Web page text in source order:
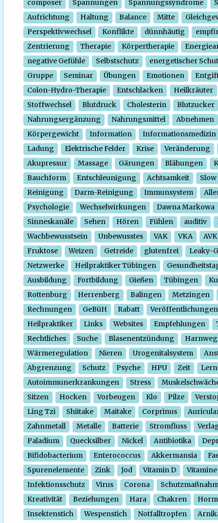
composer Spannungen Spannungssyndrome
Aufrichtung
Haltung Balance Mitte
Perspektivwechsel
Konflikte dünnhäutig
Zentrierung
Therapie Körpertherapie
negative Gefühle
Selbstschutz
energetischer
Gruppe
Seminar Übungen Emotionen
Colon-Hydro-Therapie
Entschlacken
Heilkräuter
Stoffwechsel
Blutdruck Cholesterin
Blutzucker
Nahrungsergänzung
Nahrungsmittel
Abnehmen
Körpergewicht
Information
Informationsmedizin
Ladung
Elektrische Felder Krise
Veränderung
Akupressur
Massage Gärungen Blähungen
Bauchform
Entschleunigung Achtsamkeit
Slow
Reinigung
Darm-Reinigung Immunsystem
Psychologie
Wechselwirkungen
Dawna Markowa
Sinneskanäle
Sehen Hören Fühlen auditiv
Wachbewusstsein
Unbewusstes VAK VKA
AVK
Fruktose
Weizen Getreide glutenfrei
Leaky-
Netzwerke
Heilpraktiker Tübingen
Ausbildung
Fortbildung Gießen Tübingen
Rottenburg
Herrenberg Balingen
Metzingen
Rechnungen
GeBüH Rabatt
Veröffentlichungen
Heilpraktiker
Links Websites Empfehlungen
Rechtliches
Suche Blasenentzündung
Wärmeregulation
Nieren Urogenitalsystem
Abgrenzung
Schutz Psyche HPU Zeit
Autoimmunerkrankungen
Stress
Sitzen
Hocken Vorbeugen Klo Pilze
Ling Tzi
Shiitake Maitake Corprinus
Zahnmetall
Metalle Batterie Stromfluss
Paladium
Quecksilber Nickel Antibiotika
Bifidobacterium
Enterococcus Akkermansia
Spurenelemente
Zink Jod Vitamin D
Vitamine
Infektionsschutz
Virus Corona
Kreativität
Beziehungen Hara Chakren
Insektenstich
Wespenstich Notfalltropfen